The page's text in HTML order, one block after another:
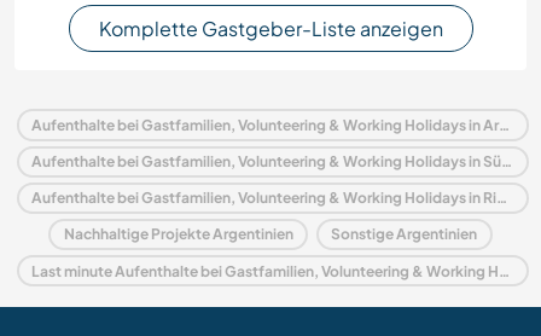
Komplette Gastgeber-Liste anzeigen
Aufenthalte bei Gastfamilien, Volunteering & Working Holidays in Argentinien
Aufenthalte bei Gastfamilien, Volunteering & Working Holidays in Südamerika
Aufenthalte bei Gastfamilien, Volunteering & Working Holidays in Rio Negro
Nachhaltige Projekte Argentinien Sonstige Argentinien
Last minute Aufenthalte bei Gastfamilien, Volunteering & Working Holidays in Argentinien